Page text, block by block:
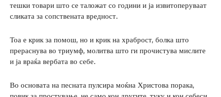
тешки товари што се таложат со години и ја извитоперуваат
сликата за сопствената вредност.
Тоа е крик за помош, но и крик на храброст, болка што
прераснува во триумф, молитва што ги прочистува мислите
и ја враќа вербата во себе.
Во основата на песната пулсира моќна Христова порака,